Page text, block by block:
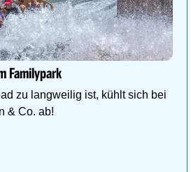
Familypark
zu langweilig ist, kühlt sich bei
& Co. ab!